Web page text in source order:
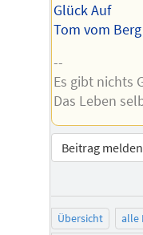
Glück Auf
Tom vom Berg
--
Es gibt nichts
Das Leben
Beitrag melden
Übersicht alle